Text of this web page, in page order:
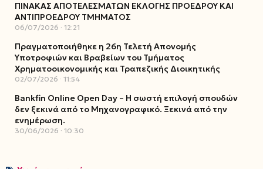
ΠΙΝΑΚΑΣ ΑΠΟΤΕΛΕΣΜΑΤΩΝ ΕΚΛΟΓΗΣ ΠΡΟΕΔΡΟΥ ΚΑΙ
ΑΝΤΙΠΡΟΕΔΡΟΥ ΤΜΗΜΑΤΟΣ
06/07/2026 12:21
Πραγματοποιήθηκε η 26η Τελετή Απονομής
Υποτροφιών και Βραβείων του Τμήματος
Χρηματοοικονομικής και Τραπεζικής Διοικητικής
02/07/2026 11:54
Bankfin Online Open Day – Η σωστή επιλογή σπουδών
δεν ξεκινά από το Μηχανογραφικό. Ξεκινά από την
ενημέρωση.
30/06/2026 10:30